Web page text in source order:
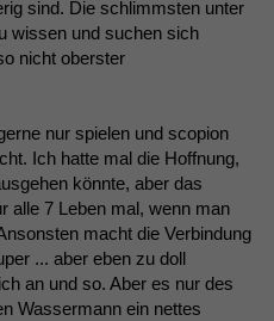
sind. Die schlimmsten unter
wissen und suchen sich
nicht oberster
nur spielen und scopion
Ich hatte mal die Hoffnung,
könnte, aber das
alle 7 Leben mal, wenn man
macht die Verbindung
... aber eben zu doll
an und so. Aber es nur des
Wassermann ein nettes